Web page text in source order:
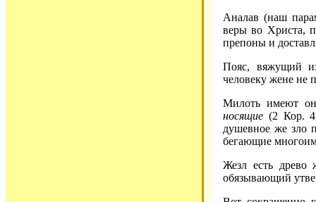
Аналав (наш
веры во Христа,
препоны и
Пояс, вяжущий
человеку жене не
Милоть имеют
носящие (2 Кор.
душевное же зло
бегающие
Жезл есть древо
обязывающий